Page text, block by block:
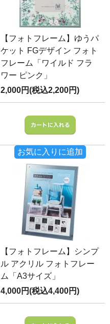
【フォトフレーム】ゆうパ
ケット FGデザイン フォト
フレーム「ワイルド フラ
ワー ピンク」
2,000円(税込2,200円)
お気に入りに追加
【フォトフレーム】シンプ
ル アクリル フォトフレー
ム「A3サイズ」
4,000円(税込4,400円)